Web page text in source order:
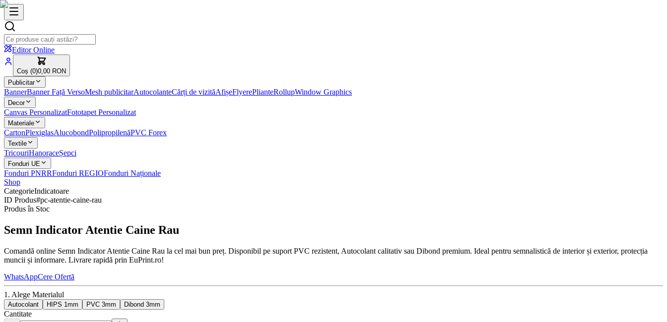
Editor Online
Coș (0)0,00 RON
Publicitar
BannerBanner Față VersoMesh publicitarAutocolanteCărți de vizităAfișeFlyerePlianteRollupWindow Graphics
Decor
Canvas PersonalizatFototapet Personalizat
Materiale
CartonPlexiglasAlucobondPolipropilenăPVC Forex
Textile
TricouriHanoraceȘepci
Fonduri UE
Fonduri PNRRFonduri REGIOFonduri Naționale
Shop
CategorieIndicatoare
ID Produs#pc-atentie-caine-rau
Produs în Stoc
Semn Indicator Atentie Caine Rau
Comandă online Semn Indicator Atentie Caine Rau la cel mai bun preț. Disponibil pe suport PVC rezistent, Autocolant calitativ sau Dibond premium. Ideal pentru semnalistică de interior și exterior, protecția
muncii și informare. Livrare rapidă prin EuPrint.ro!
WhatsAppCere Ofertă
1. Alege Materialul
Autocolant HIPS 1mm PVC 3mm Dibond 3mm
Cantitate